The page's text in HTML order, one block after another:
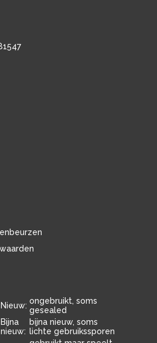
Nieuw: ongebruikt, soms
gesealed
Bijna
nieuw:
bijna nieuw, soms
lichte gebruikssporen